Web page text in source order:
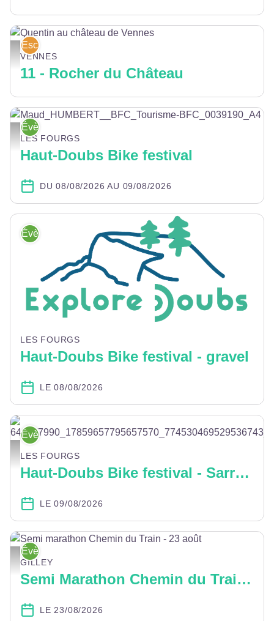
Quentin au château de Vennes - Théo Denier
Escalade
VENNES
11 - Rocher du Château
Maud_HUMBERT__BFC_Tourisme-BFC_0039190_A4 - Humbert Maud MDJ
Évènement
LES FOURGS
Haut-Doubs Bike festival
DU 08/08/2026 AU 09/08/2026
Évènement
LES FOURGS
Haut-Doubs Bike festival - gravel
LE 08/08/2026
649077990_17859657795657570_774530469529536743_n(1) - Club des
Évènement
LES FOURGS
Haut-Doubs Bike festival - Sarrazine
LE 09/08/2026
Semi marathon Chemin du Train - 23 août - Vélo Loisir Gilley
Évènement
GILLEY
Semi Marathon Chemin du Train Saugeais et randonnée pédestre
LE 23/08/2026